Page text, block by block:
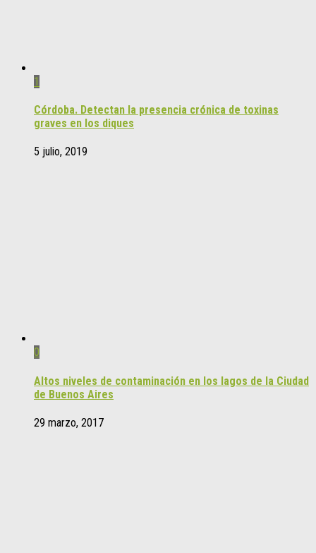
1
Córdoba. Detectan la presencia crónica de toxinas
graves en los diques
5 julio, 2019
0
Altos niveles de contaminación en los lagos de la Ciudad
de Buenos Aires
29 marzo, 2017